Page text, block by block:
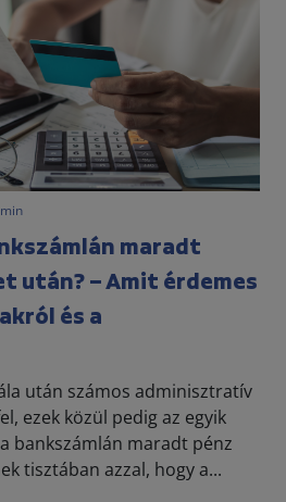
maradt
után? – Amit érdemes
és a
után számos adminisztratív
ezek közül pedig az egyik
bankszámlán maradt pénz
tisztában azzal, hogy a...